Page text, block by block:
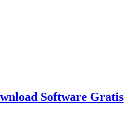
Software Gratis